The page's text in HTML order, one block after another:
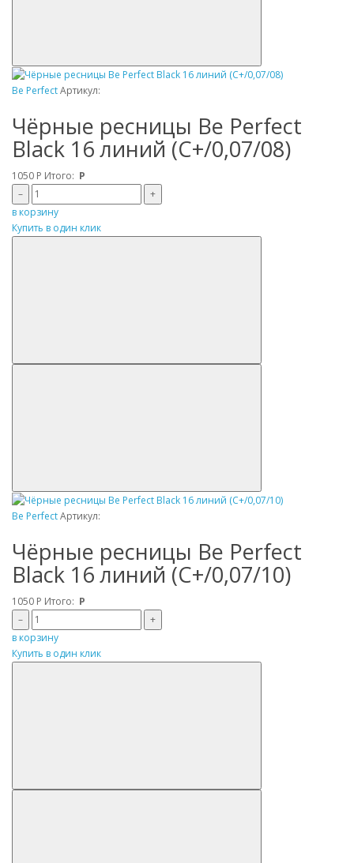
Be PerfectАртикул:
Чёрные ресницы Be Perfect
Black 16 линий (C+/0,07/08)
1050 Р Итого: Р
–
+
в корзину
Купить в один клик
Be PerfectАртикул:
Чёрные ресницы Be Perfect
Black 16 линий (C+/0,07/10)
1050 Р Итого: Р
–
+
в корзину
Купить в один клик